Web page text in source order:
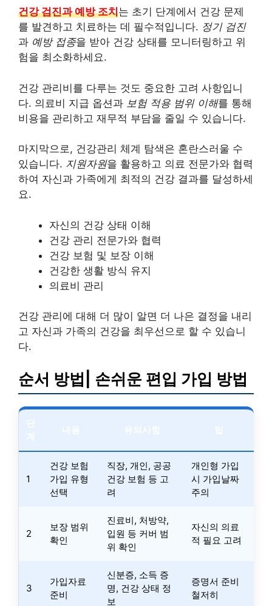
건강 검진과 예방 조치는 초기 단계에서 건강 문제
를 발견하고 치료하는 데 필수적입니다. 정기 검진
과 예방 접종을 받아 건강 상태를 모니터링하고 위
험을 최소화하세요.
건강 관리비를 다루는 것도 중요한 고려 사항입니
다. 의료비 지급 옵션과 보험 적용 범위 이해를 통해
비용을 관리하고 재무적 부담을 줄일 수 있습니다.
마지막으로, 건강관리 체계 탐색은 혼란스러울 수
있습니다. 지원자원을 활용하고 의료 전문가와 협력
하여 자신과 가족에게 최적의 건강 결과를 달성하세
요.
자신의 건강 상태 이해
건강 관리 전문가와 협력
건강 보험 및 보장 이해
건강한 생활 방식 유지
의료비 관리
건강 관리에 대해 더 많이 알면 더 나은 결정을 내리
고 자신과 가족의 건강을 최우선으로 할 수 있습니
다.
순서 방법| 손쉬운 편입 가입 방법
1
건강 보험
가입 유형
선택
직장, 개인, 공공
건강 보험 등 고
려
개인형 가입
시 가입날짜
주의
2
보장 범위
확인
진료비, 처방약,
입원 등 커버 범
위 확인
자신의 의료
적 필요 고려
3
가입자료
준비
신분증, 소득 증
명, 건강 상태 정
보
증명서 준비
철저히